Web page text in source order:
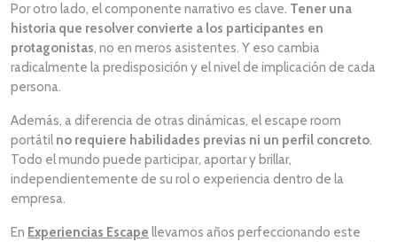
Por otro lado, el componente narrativo es clave. Tener una
historia que resolver convierte a los participantes en
protagonistas, no en meros asistentes. Y eso cambia
radicalmente la predisposición y el nivel de implicación de cada
persona.
Además, a diferencia de otras dinámicas, el escape room
portátil no requiere habilidades previas ni un perfil concreto.
Todo el mundo puede participar, aportar y brillar,
independientemente de su rol o experiencia dentro de la
empresa.
En Experiencias Escape llevamos años perfeccionando este